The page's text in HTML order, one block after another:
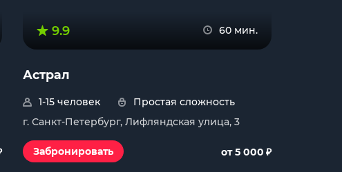
9.9 60 мин.
Астрал
1-15 человек
Простая сложность
г. Санкт-Петербург, Лифляндская улица, 3
Забронировать от 5 000 ₽